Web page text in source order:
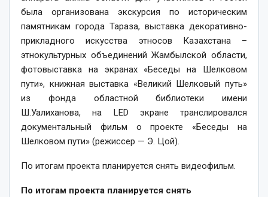
была организована экскурсия по историческим
памятникам города Тараза, выставка декоративно-
прикладного искусства этносов Казахстана –
этнокультурных объединений Жамбылской области,
фотовыставка на экранах «Беседы на Шелковом
пути», книжная выставка «Великий Шелковый путь»
из фонда областной библиотеки имени
Ш.Уалиханова, на LED экране транслировался
документальный фильм о проекте «Беседы на
Шелковом пути» (режиссер — Э. Цой).
По итогам проекта планируется снять видеофильм.
По итогам проекта планируется снять